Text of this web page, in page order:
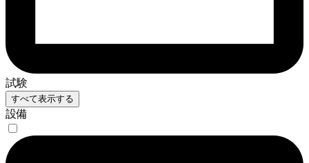
試験
すべて表示する
設備